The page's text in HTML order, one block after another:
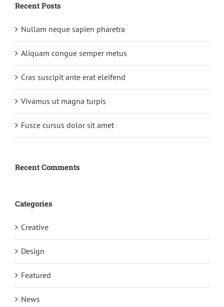
Recent Posts
Nullam neque sapien pharetra
Aliquam congue semper metus
Cras suscipit ante erat eleifend
Vivamus ut magna turpis
Fusce cursus dolor sit amet
Recent Comments
Categories
Creative
Design
Featured
News